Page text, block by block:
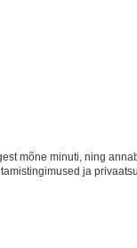
mõne minuti, ning
ja